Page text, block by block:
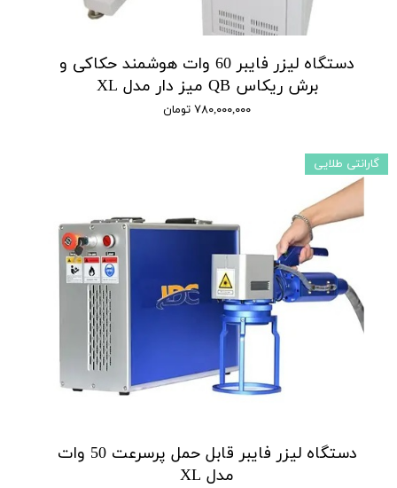
دستگاه لیزر فایبر 60 وات هوشمند حکاکی و
برش ریکاس QB میز دار مدل XL
۷۸۰,۰۰۰,۰۰۰ تومان
دستگاه لیزر فایبر قابل حمل پرسرعت 50 وات
مدل XL
گارانتی طلایی